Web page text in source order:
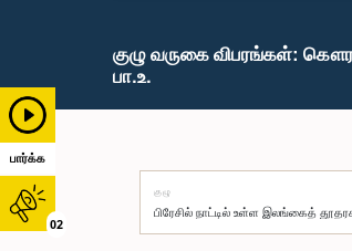
பார்க்க
02
குழு வருகை விபரங்கள்:
பா.உ.
குழு